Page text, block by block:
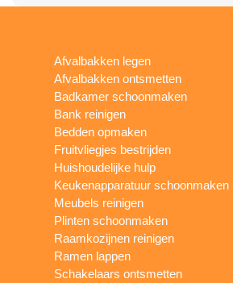
Afvalbakken legen
Afvalbakken ontsmetten
Badkamer schoonmaken
Bank reinigen
Bedden opmaken
Fruitvliegjes bestrijden
Huishoudelijke hulp
Keukenapparatuur schoonmaken
Meubels reinigen
Plinten schoonmaken
Raamkozijnen reinigen
Ramen lappen
Schakelaars ontsmetten